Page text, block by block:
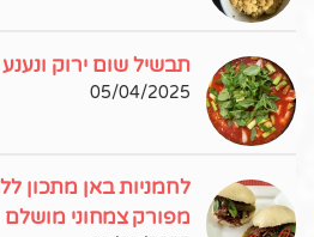
תבשיל שום ירוק
05/04/2025
לחמניות באן מתכון
מפורק צמחוני מושלם